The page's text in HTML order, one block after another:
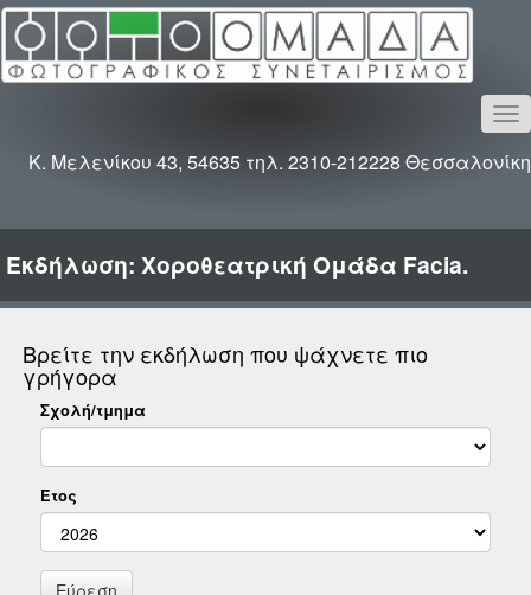
Κ. Μελενίκου 43, 54635 τηλ. 2310-212228 Θεσσαλονίκη
Εκδήλωση: Χοροθεατρική Ομάδα Facia.
Βρείτε την εκδήλωση που ψάχνετε πιο
γρήγορα
Σχολή/τμημα
Έτος